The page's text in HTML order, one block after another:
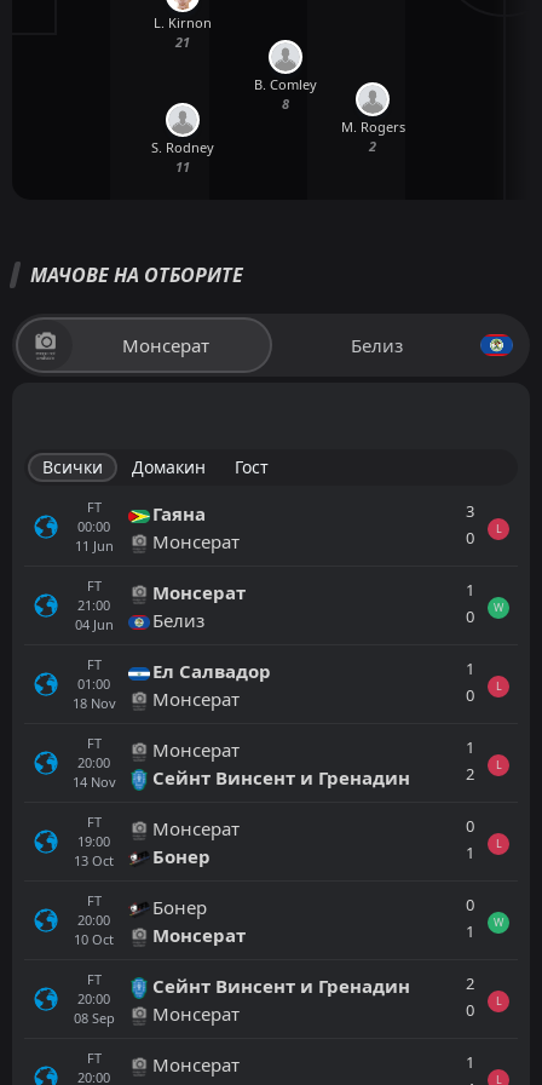
S. Rodney
11
L. Kirnon
21
B. Comley
8
M. Rogers
2
МАЧОВЕ НА ОТБОРИТЕ
Монсерат Белиз
Всички Домакин Гост
FT
00:00
11 Jun
Гаяна
Монсерат
3
0
L
FT
21:00
04 Jun
Монсерат
Белиз
1
0
W
FT
01:00
18 Nov
Ел Салвадор
Монсерат
1
0
L
FT
20:00
14 Nov
Монсерат
Сейнт Винсент и Гренадин
1
2
L
FT
19:00
13 Oct
Монсерат
Бонер
0
1
L
FT
20:00
10 Oct
Бонер
Монсерат
0
1
W
FT
20:00
08 Sep
Сейнт Винсент и Гренадин
Монсерат
2
0
L
FT
20:00
Монсерат
1
L